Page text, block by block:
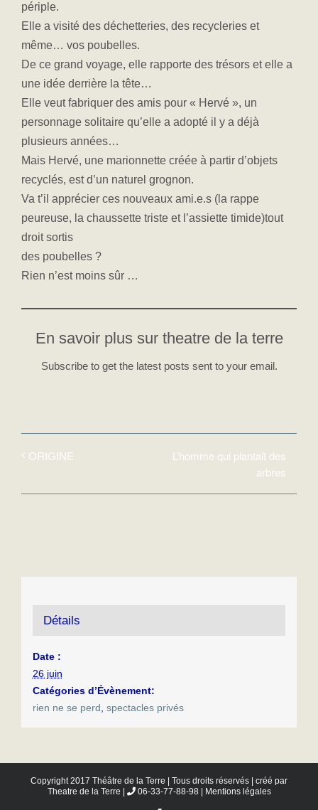
périple.
Elle a visité des déchetteries, des recycleries et
même… vos poubelles.
De ce grand voyage, elle rapporte des trésors et elle a
une idée derrière la tête…
Elle veut fabriquer des amis pour « Hervé », un
personnage solitaire qu’elle a adopté il y a déjà
plusieurs années…
Mais Hervé, une marionnette créée à partir d’objets
recyclés, est d’un naturel grognon.
Va t’il apprécier ces nouveaux ami.e.s (la rappe
peureuse, la chaussette triste et l’assiette timide)tout
droit sortis
des poubelles ?
Rien n’est moins sûr …
En savoir plus sur theatre de la terre
Subscribe to get the latest posts sent to your email.
ORIGINE
L’homme qui plantait des
arbres
Détails
Date :
26 juin
Catégories d’Évènement:
rien ne se perd spectacles privés
Copyright 2017 Théâtre de la Terre | Tous droits réservés | créé par
Theatre de la Terre
06-33-77-88-98 | Mentions légales